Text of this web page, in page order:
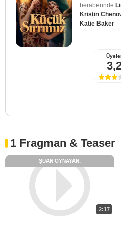
beraberinde
Kristin
Katie Baker
1 Fragman & Teaser
2:17
ŞUAN OYNAYAN: